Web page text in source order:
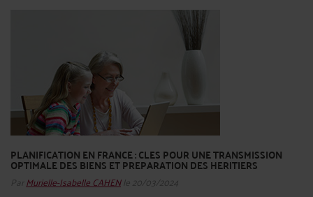
PLANIFICATION EN FRANCE : CLES POUR UNE TRANSMISSION
OPTIMALE DES BIENS ET PREPARATION DES HERITIERS
Par Murielle-Isabelle CAHENle 20/03/2024